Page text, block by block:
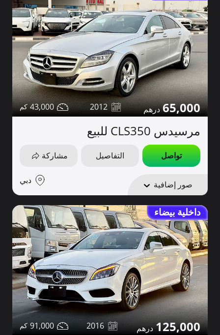
65,000
2012
43,000
مرسيدس CLS350 للبيع
تواصل التفاصيل مشاركة
صور إضافية دبي
داخلية بيضاء
125,000
2016
91,000